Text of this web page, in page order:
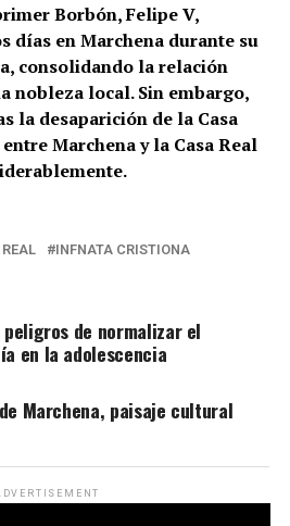
Borbón, Felipe V,
días en Marchena durante su
consolidando la relación
nobleza local.Sin embargo,
la desaparición de la Casa
Marchena y la Casa Real
INFNATA CRISTIONA
peligros de normalizar el
en la adolescencia
Marchena, paisaje cultural